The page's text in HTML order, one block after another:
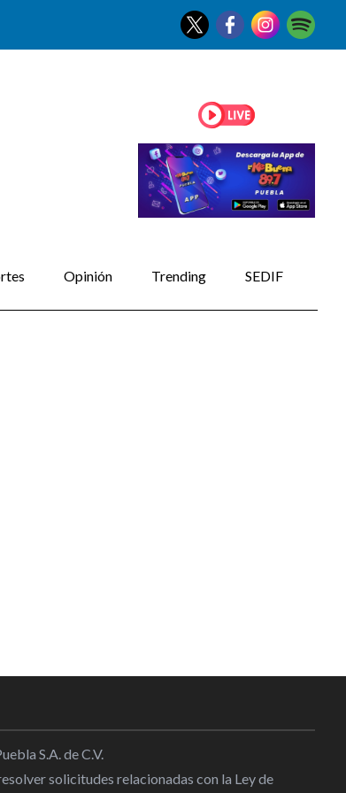
Opinión Trending SEDIF
S.A. de C.V.
solicitudes relacionadas con la Ley de